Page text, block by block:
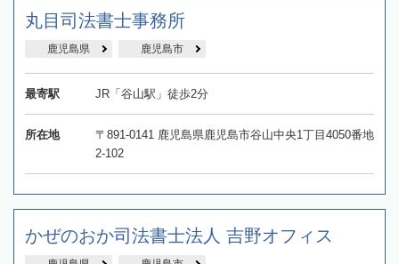
丸目司法書士事務所
鹿児島県 鹿児島市
最寄駅 JR「谷山駅」徒歩2分
所在地
〒891-0141 鹿児島県鹿児島市谷山中央1丁目4050番地
2-102
かぜのおか司法書士法人 吉野オフィス